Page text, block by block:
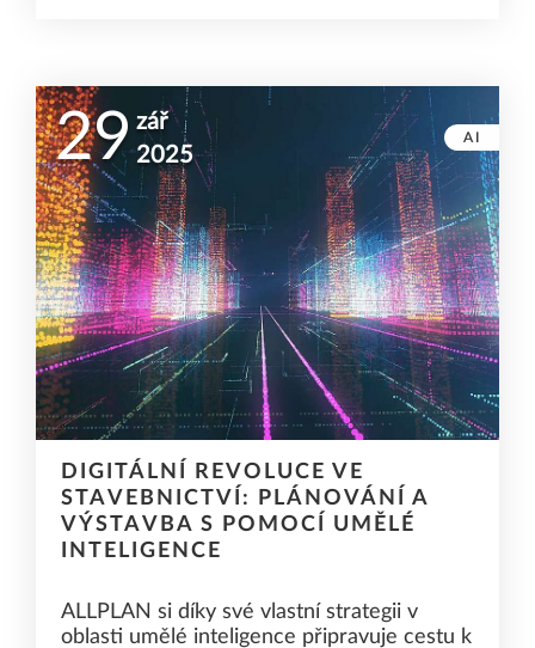
29 zář
2025
AI
DIGITÁLNÍ REVOLUCE VE
STAVEBNICTVÍ: PLÁNOVÁNÍ A
VÝSTAVBA S POMOCÍ UMĚLÉ
INTELIGENCE
ALLPLAN si díky své vlastní strategii v
oblasti umělé inteligence připravuje cestu k